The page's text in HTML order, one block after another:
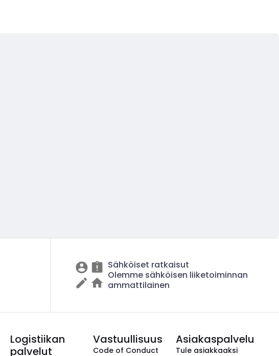
Sähköiset ratkaisut
Olemme sähköisen liiketoiminnan
ammattilainen
Logistiikan
palvelut
Vastuullisuus
Code of Conduct
Asiakaspalvelu
Tule asiakkaaksi